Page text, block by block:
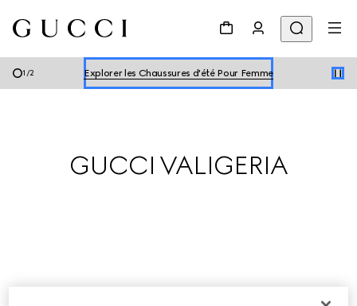
1 /2 Explorer les Chaussures d'été Pour Femme
GUCCI VALIGERIA